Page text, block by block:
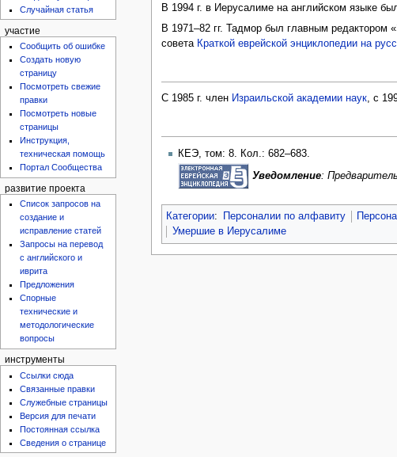
В 1994 г. в Иерусалиме на английском языке
В 1971–82 гг. Тадмор был главным редактором
совета Краткой еврейской энциклопедии на
С 1985 г. член Израильской академии наук, с
КЕЭ, том: 8. Кол.: 682–683.
Уведомление:
Категории: Персоналии по алфавиту
Умершие в Иерусалиме
Случайная статья
участие
Сообщить об ошибке
Создать новую
страницу
Посмотреть свежие
правки
Посмотреть новые
страницы
Инструкция,
техническая помощь
Портал Сообщества
развитие проекта
Список запросов на
создание и
исправление статей
Запросы на перевод
с английского и
иврита
Предложения
Спорные
технические и
методологические
вопросы
инструменты
Ссылки сюда
Связанные правки
Служебные страницы
Версия для печати
Постоянная ссылка
Сведения о странице